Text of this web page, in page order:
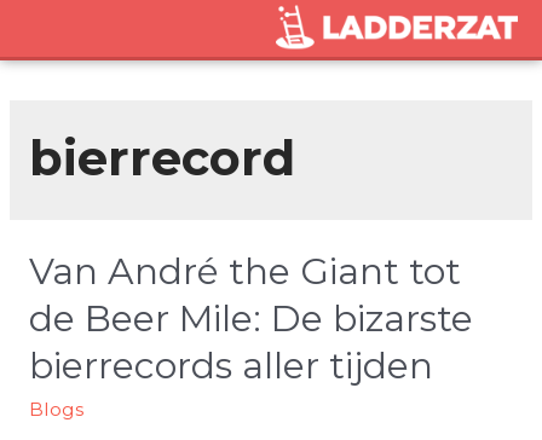
bierrecord
Van André the Giant tot
de Beer Mile: De bizarste
bierrecords aller tijden
Blogs